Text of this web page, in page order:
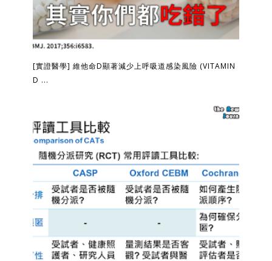
[實證醫學] 維他命D顯著減少上呼吸道感染風險 (VITAMIN
D ...